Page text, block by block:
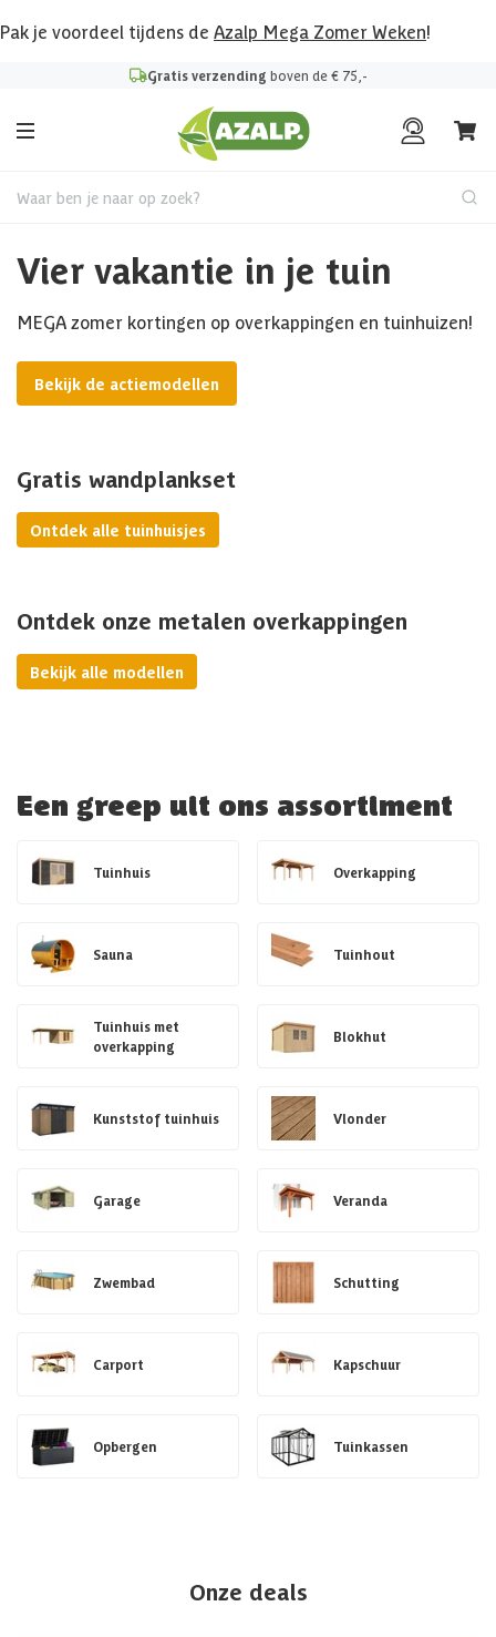
Pak je voordeel tijdens de Azalp Mega Zomer Weken!
Gratis verzending boven de € 75,-
Waar ben je naar op zoek?
Vier vakantie in je tuin
MEGA zomer kortingen op overkappingen en tuinhuizen!
Bekijk de actiemodellen
Gratis wandplankset
Ontdek alle tuinhuisjes
Ontdek onze metalen overkappingen
Bekijk alle modellen
Een greep uit ons assortiment
Tuinhuis Overkapping
Sauna Tuinhout
Tuinhuis met
overkapping
Blokhut
Kunststof tuinhuis Vlonder
Garage Veranda
Zwembad Schutting
Carport Kapschuur
Opbergen Tuinkassen
Onze deals